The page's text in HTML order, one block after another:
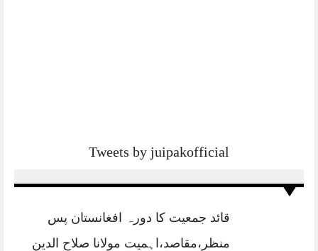
Tweets by juipakofficial
قائد جمعیت کا دورہ افغانستان پس
منظر،مقاصد،اہمیت مولانا صلاح الدین